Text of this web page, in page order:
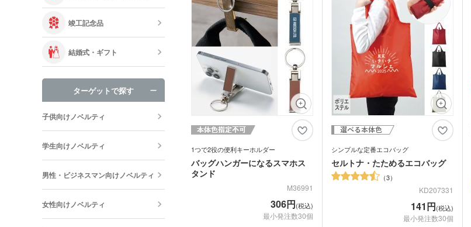
きますので、非対面ノベルティとしてもご
活用できます。
1つで2役の便利キーホルダー
バッグハンガーになるスマホス
タンド
M36991
306円(税込)
最小発注数30個
シンプルな定番エコバッグ
セルトナ・たためるエコバッグ
3
KD207331
141円(税込)
最小発注数30個
竣工記念品
結婚式・ギフト
ターゲットで探す
子供向けノベルティ
学生向けノベルティ
男性・ビジネスマン向けノベルティ
女性向けノベルティ